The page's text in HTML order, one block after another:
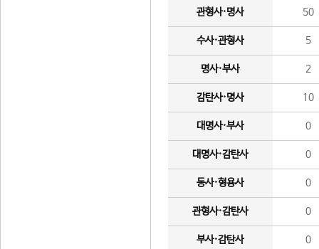
관형사·명사 50
수사·관형사 5
명사·부사 2
감탄사·명사 10
대명사·부사 0
대명사·감탄사 0
동사·형용사 0
관형사·감탄사 0
부사·감탄사 0